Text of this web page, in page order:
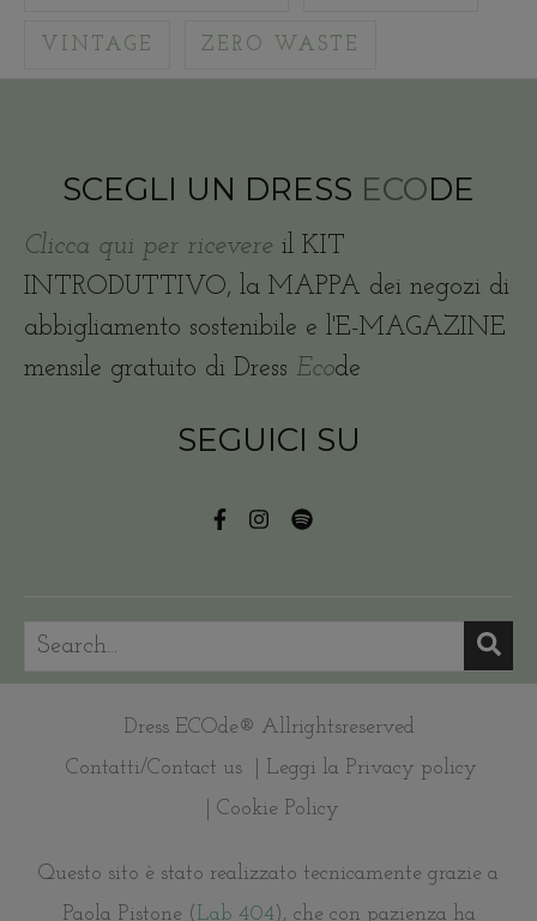
VINTAGE ZERO WASTE
SCEGLI UN DRESS ECODE
Clicca qui per ricevere il KIT
INTRODUTTIVO, la MAPPA dei negozi di
abbigliamento sostenibile e l'E-MAGAZINE
mensile gratuito di Dress Ecode
SEGUICI SU
Dress ECOde® Allrightsreserved
Contatti/Contact us
| Leggi la Privacy policy
| Cookie Policy
Questo sito è stato realizzato tecnicamente grazie a
Paola Pistone (Lab 404), che con pazienza ha